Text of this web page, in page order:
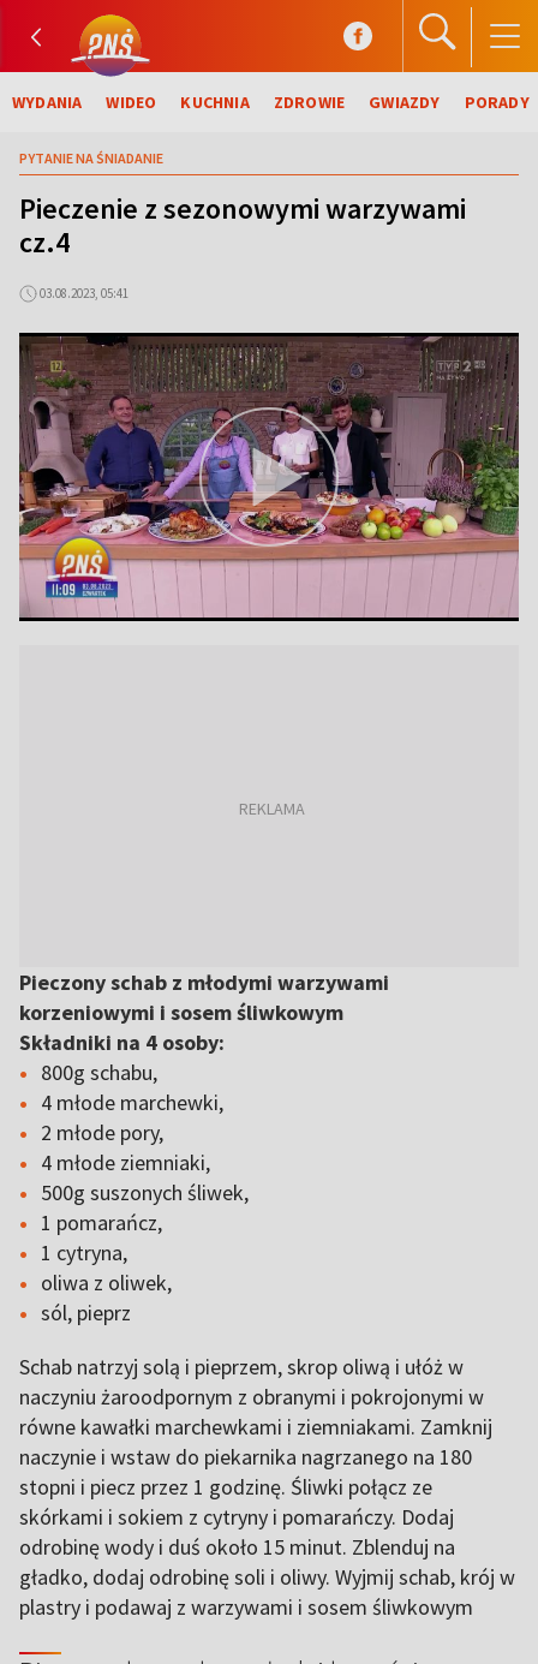
WYDANIA WIDEO KUCHNIA ZDROWIE GWIAZDY PORADY
PYTANIE NA ŚNIADANIE
Pieczenie z sezonowymi warzywami
cz.4
03.08.2023, 05:41
Pieczony schab z młodymi warzywami
korzeniowymi i sosem śliwkowym
Składniki na 4 osoby:
800g schabu,
4 młode marchewki,
2 młode pory,
4 młode ziemniaki,
500g suszonych śliwek,
1 pomarańcz,
1 cytryna,
oliwa z oliwek,
sól, pieprz
Schab natrzyj solą i pieprzem, skrop oliwą i ułóż w
naczyniu żaroodpornym z obranymi i pokrojonymi w
równe kawałki marchewkami i ziemniakami. Zamknij
naczynie i wstaw do piekarnika nagrzanego na 180
stopni i piecz przez 1 godzinę. Śliwki połącz ze
skórkami i sokiem z cytryny i pomarańczy. Dodaj
odrobinę wody i duś około 15 minut. Zblenduj na
gładko, dodaj odrobinę soli i oliwy. Wyjmij schab, krój w
plastry i podawaj z warzywami i sosem śliwkowym